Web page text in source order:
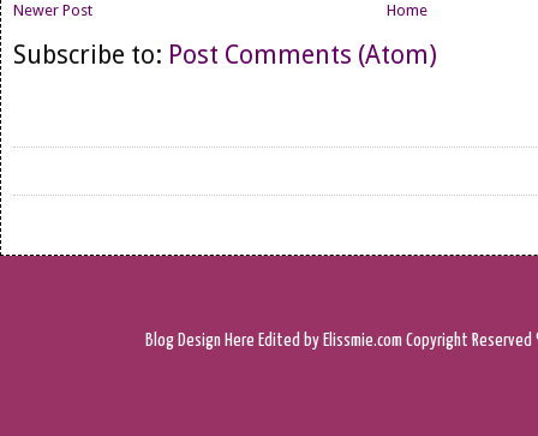
Newer Post Home
Subscribe to: Post Comments (Atom)
Blog Design Here Edited by Elissmie.com Copyright Reserved